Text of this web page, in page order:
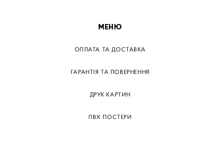
МЕНЮ
ОПЛАТА ТА ДОСТАВКА
ГАРАНТІЯ ТА ПОВЕРНЕННЯ
ДРУК КАРТИН
ПВХ ПОСТЕРИ